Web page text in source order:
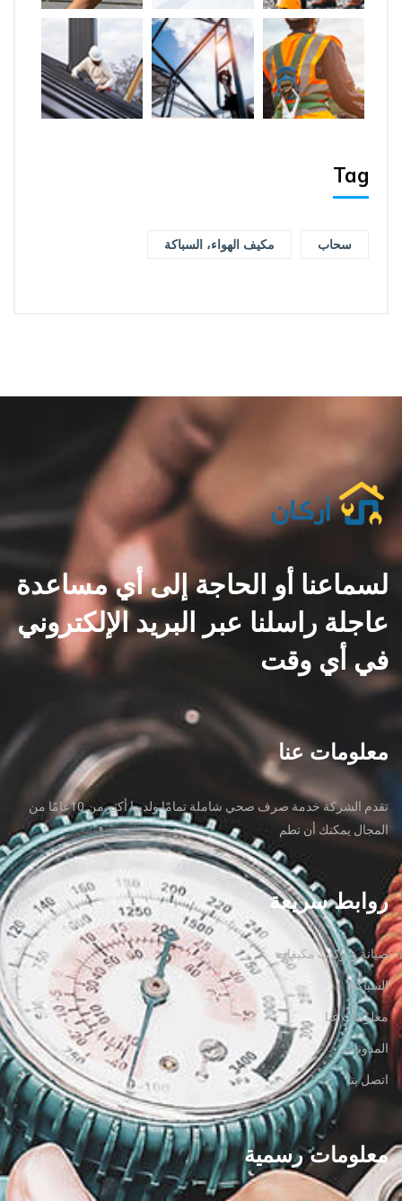
Tag
سحاب مكيف الهواء، السباكة
لسماعنا أو الحاجة إلى أي مساعدة
عاجلة راسلنا عبر البريد الإلكتروني
في أي وقت
معلومات عنا
تقدم الشركة خدمة صرف صحي شاملة تمامًا ولديها أكثر من 10عامًا من
المجال يمكنك أن تطم
روابط سريعة
صيانة وتركيب مكيفات
السباكة
معلومات عنا
المدونات
اتصل بنا
معلومات رسمية